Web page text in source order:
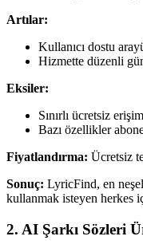
Artılar:
Kullanıcı dostu
Hizmette düzenli
Eksiler:
Sınırlı ücretsiz erişim
Bazı özellikler
Fiyatlandırma: Ücretsiz
Sonuç: LyricFind, en
kullanmak isteyen herkes
2. AI Şarkı Sözleri